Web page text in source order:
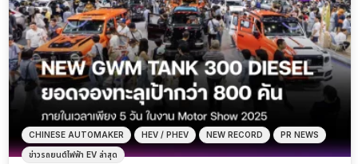
CHINESE AUTOMAKER HEV / PHEV NEW RECORD PR NEWS
ข่าวรถยนต์ไฟฟ้า EV ล่าสุด